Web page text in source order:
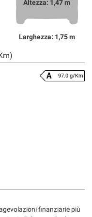
Altezza: 1,47 m
Larghezza: 1,75 m
97.0 g/Km
finanziarie più